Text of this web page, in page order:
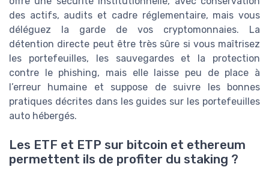
des actifs, audits et cadre réglementaire, mais vous
déléguez la garde de vos cryptomonnaies. La
détention directe peut être très sûre si vous maîtrisez
les portefeuilles, les sauvegardes et la protection
contre le phishing, mais elle laisse peu de place à
l’erreur humaine et suppose de suivre les bonnes
pratiques décrites dans les guides sur les portefeuilles
auto hébergés.
Les ETF et ETP sur bitcoin et ethereum
permettent ils de profiter du staking ?